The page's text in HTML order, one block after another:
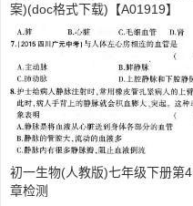
案)(doc格式下载)【A01919】
初一生物(人教版)七年级下册第4
章检测